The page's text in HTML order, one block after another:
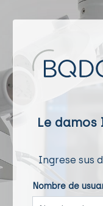
Salta al contenido
Le damos
Ingrese sus
Nombre de
Nombre de